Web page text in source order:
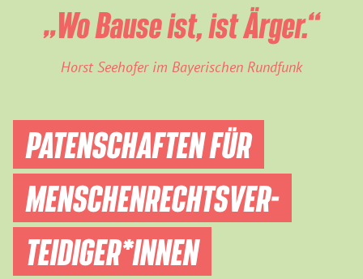
„Wo Bause ist, ist Ärger.“
Horst Seehofer im Bayerischen Rundfunk
PATENSCHAFTEN FÜR
MENSCHEN­RECHTS­VER­
TEIDIGER­*INNEN